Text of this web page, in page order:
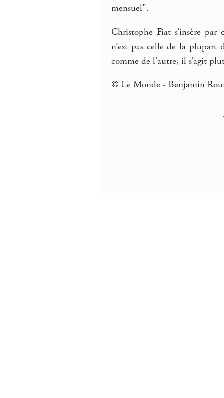
mensuel".
Christophe Fiat s’insère
n’est pas celle de la plupart
comme de l’autre, il s’agit
© Le Monde - Benjamin